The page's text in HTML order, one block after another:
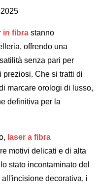
in fibra stanno
offrendo una
senza pari per
Che si tratti di
marcare orologi di lusso,
definitiva per la
laser a fibra
motivi delicati e di alta
stato incontaminato del
decorativa, i